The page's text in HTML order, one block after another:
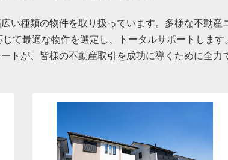
い種類の物件を取り扱っています。多様な不動
て最適な物件を選定し、トータルサポートしま
トが、皆様の不動産取引を成功に導くために全力